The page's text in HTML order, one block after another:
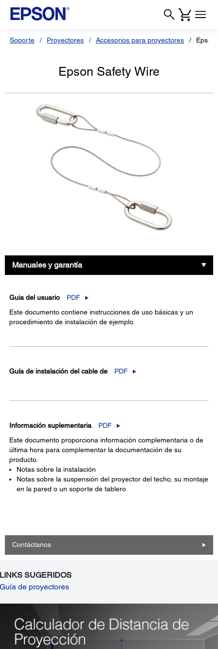
Soporte Proyectores Accesorios para proyectores Epson
Epson Safety Wire
Manuales y garantía
Guia del usuario
PDF
Este documento contiene instrucciones de uso básicas y un
procedimiento de instalación de ejemplo.
Guía de instalación del cable de PDF
Información suplementaria
PDF
Este documento proporciona información complementaria o de
última hora para complementar la documentación de su
producto.
Notas sobre la instalación
Notas sobre la suspensión del proyector del techo, su montaje
en la pared o un soporte de tablero
Contáctanos
LINKS SUGERIDOS
Guía de proyectores